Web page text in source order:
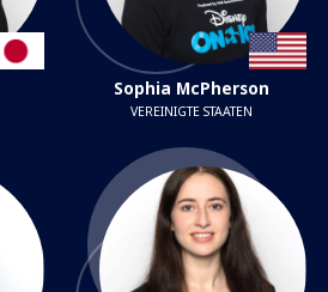
Sophia McPherson
VEREINIGTE STAATEN